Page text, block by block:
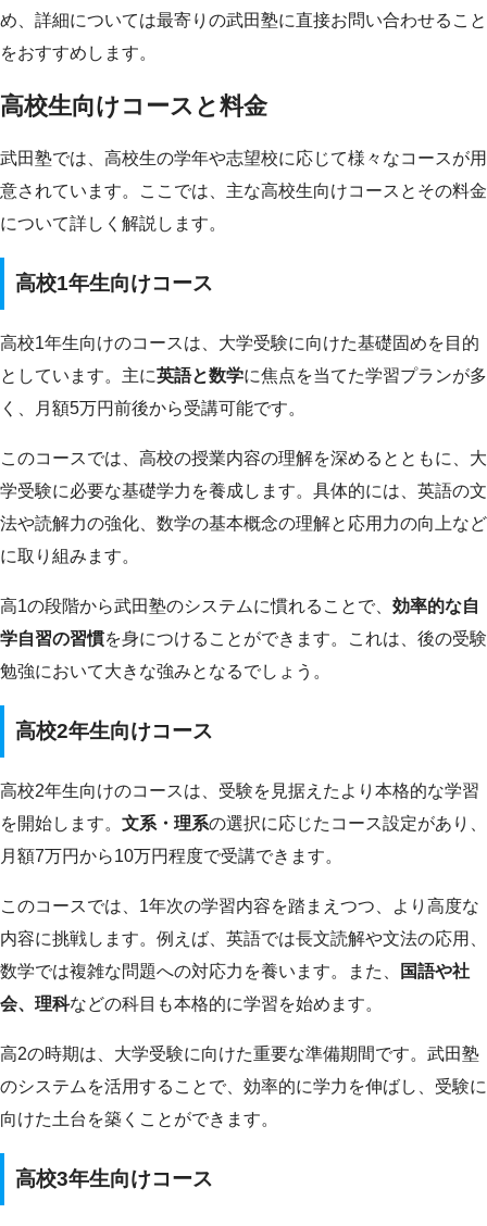
め、詳細については最寄りの武田塾に直接お問い合わせること
をおすすめします。
高校生向けコースと料金
武田塾では、高校生の学年や志望校に応じて様々なコースが用
意されています。ここでは、主な高校生向けコースとその料金
について詳しく解説します。
高校1年生向けコース
高校1年生向けのコースは、大学受験に向けた基礎固めを目的
としています。主に英語と数学に焦点を当てた学習プランが多
く、月額5万円前後から受講可能です。
このコースでは、高校の授業内容の理解を深めるとともに、大
学受験に必要な基礎学力を養成します。具体的には、英語の文
法や読解力の強化、数学の基本概念の理解と応用力の向上など
に取り組みます。
高1の段階から武田塾のシステムに慣れることで、 効率的な自
学自習の習慣を身につけることができます。これは、後の受験
勉強において大きな強みとなるでしょう。
高校2年生向けコース
高校2年生向けのコースは、受験を見据えたより本格的な学習
を開始します。 文系・理系の選択に応じたコース設定があり、
月額7万円から10万円程度で受講できます。
このコースでは、1年次の学習内容を踏まえつつ、より高度な
内容に挑戦します。例えば、英語では長文読解や文法の応用、
数学では複雑な問題への対応力を養います。また、
国語や社
会、理科などの科目も本格的に学習を始めます。
高2の時期は、大学受験に向けた重要な準備期間です。武田塾
のシステムを活用することで、効率的に学力を伸ばし、受験に
向けた土台を築くことができます。
高校3年生向けコース